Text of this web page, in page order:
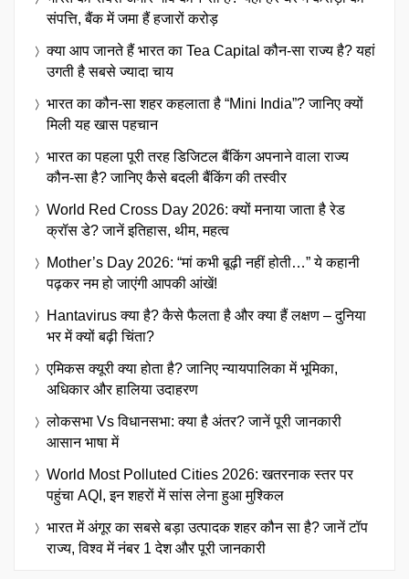
संपत्ति, बैंक में जमा हैं हजारों करोड़
क्या आप जानते हैं भारत का Tea Capital कौन-सा राज्य है? यहां
उगती है सबसे ज्यादा चाय
भारत का कौन-सा शहर कहलाता है “Mini India”? जानिए क्यों
मिली यह खास पहचान
भारत का पहला पूरी तरह डिजिटल बैंकिंग अपनाने वाला राज्य
कौन-सा है? जानिए कैसे बदली बैंकिंग की तस्वीर
World Red Cross Day 2026: क्यों मनाया जाता है रेड
क्रॉस डे? जानें इतिहास, थीम, महत्व
Mother’s Day 2026: “मां कभी बूढ़ी नहीं होती…” ये कहानी
पढ़कर नम हो जाएंगी आपकी आंखें!
Hantavirus क्या है? कैसे फैलता है और क्या हैं लक्षण – दुनिया
भर में क्यों बढ़ी चिंता?
एमिकस क्यूरी क्या होता है? जानिए न्यायपालिका में भूमिका,
अधिकार और हालिया उदाहरण
लोकसभा Vs विधानसभा: क्या है अंतर? जानें पूरी जानकारी
आसान भाषा में
World Most Polluted Cities 2026: खतरनाक स्तर पर
पहुंचा AQI, इन शहरों में सांस लेना हुआ मुश्किल
भारत में अंगूर का सबसे बड़ा उत्पादक शहर कौन सा है? जानें टॉप
राज्य, विश्व में नंबर 1 देश और पूरी जानकारी